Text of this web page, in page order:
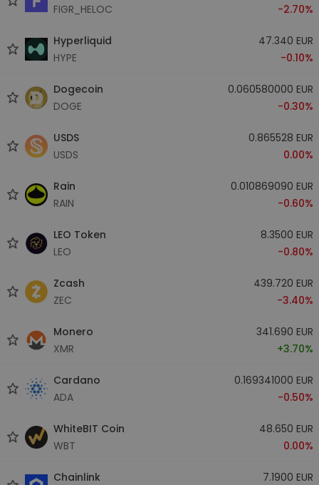
FIGR_HELOC
-2.70%
Hyperliquid
HYPE
47.340 EUR
-0.10%
Dogecoin
DOGE
0.060580000 EUR
-0.30%
USDS
USDS
0.865528 EUR
0.00%
Rain
RAIN
0.010869090 EUR
-0.60%
LEO Token
LEO
8.3500 EUR
-0.80%
Zcash
ZEC
439.720 EUR
-3.40%
Monero
XMR
341.690 EUR
+3.70%
Cardano
ADA
0.169341000 EUR
-0.50%
WhiteBIT Coin
WBT
48.650 EUR
0.00%
Chainlink
7.1900 EUR